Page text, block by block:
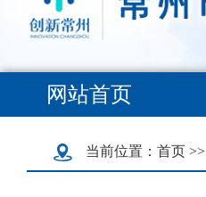
网站首页
当前位置： 首页 >>